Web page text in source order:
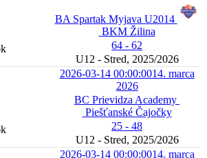
BA Spartak Myjava U2014
BKM Žilina
64 - 62
U12 - Stred, 2025/2026
2026-03-14 00:00:0014. marca
2026
BC Prievidza Academy
Piešťanské Čajočky
25 - 48
U12 - Stred, 2025/2026
2026-03-14 00:00:0014. marca